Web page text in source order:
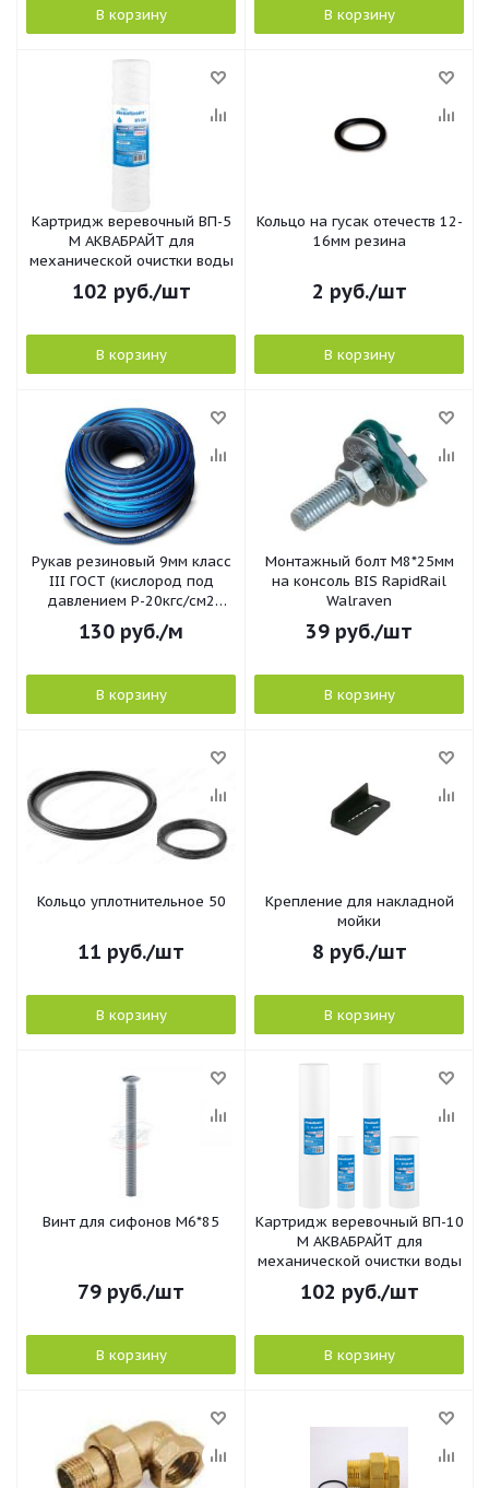
В корзину В корзину
Картридж веревочный ВП-5
М АКВАБРАЙТ для
механической очистки воды
102 руб./шт
В корзину
Кольцо на гусак отечеств 12-
16мм резина
2 руб./шт
В корзину
Рукав резиновый 9мм класс
III ГОСТ (кислород под
давлением Р-20кгс/см2
г.Саранск
130 руб./м
В корзину
Монтажный болт М8*25мм
на консоль BIS RapidRail
Walraven
39 руб./шт
В корзину
Кольцо уплотнительное 50
11 руб./шт
В корзину
Крепление для накладной
мойки
8 руб./шт
В корзину
Винт для сифонов М6*85
79 руб./шт
В корзину
Картридж веревочный ВП-10
М АКВАБРАЙТ для
механической очистки воды
102 руб./шт
В корзину